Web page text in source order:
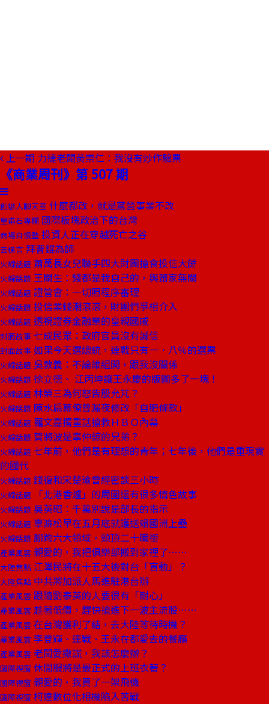
上一期 力捷老闆黃崇仁：我沒有炒作驗票
《商業周刊》第 507 期
創辦人聊天室 什麼都改，就是黨營事業不改
皇甫石專欄 國際板塊政治下的台灣
商場自慢塾 投資人正在穿越死亡之谷
去梯言 拜曹錕為師
火線話題 蕭萬長女兒聯手四大財團搶食投信大餅
火線話題 王關生：錢都是我自己的，與蕭家無關
火線話題 證管會：一切照程序審理
火線話題 投信業錢潮滾滾，財團們爭相介入
火線話題 透視證券金融業的皇親國戚
封面故事 七成民眾：政府官員沒有誠信
封面故事 如果今天選總統，連戰只有一．八％的選票
火線話題 吳敦義：不論誰組閣，跟我沒關係
火線話題 徐立德、 江丙坤讓王永慶的版圖多了一塊！
火線話題 林榮三為何怒告殷允芃？
火線話題 陳水扁幕僚曾漏夜修改「自肥條款」
火線話題 羅文嘉撂重話搶救ＨＢＯ內幕
火線話題 賀將波是辜仲諒的兄弟？
火線話題 七年前，他們是有理想的青年；七年後，他們是重現實
的國代
火線話題 錢復和宋楚瑜曾經密談三小時
火線話題 「北港香爐」的周圍還有很多情色故事
火線話題 吳英昭：千萬別說是部長的指示
火線話題 辜濂松早在五月底就護送賴國洲上壘
火線話題 腳跨六大領域，頭頂二十職銜
產業風雲 親愛的，我把俱樂部搬到家裡了……
大陸焦點 江澤民將在十五大後對台「盲動」？
大陸焦點 中共將加派人馬進駐港台辦
產業風雲 跟隨劉泰英的人要很有「耐心」
產業風雲 趁著低價，趕快搶進下一波主流股……
產業風雲 在台灣獲利了結，去大陸等待時機？
產業風雲 李登輝、連戰、王永在都愛去的餐廳
產業風雲 老闆愛撒謊，我該怎麼辦？
國際視窗 休閒服將是最正式的上班衣著？
國際視窗 親愛的，我買了一架飛機
國際視窗 柯達數位化相機陷入苦戰